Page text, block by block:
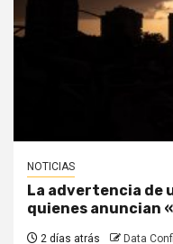
NOTICIAS
La advertencia de
quienes anuncian
2 días atrás Data